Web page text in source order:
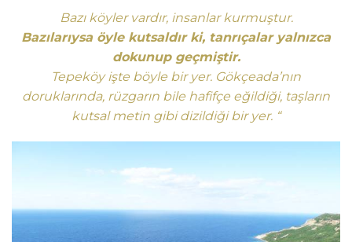
Bazı köyler vardır, insanlar kurmuştur.
Bazılarıysa öyle kutsaldır ki, tanrıçalar yalnızca
dokunup geçmiştir.
Tepeköy işte böyle bir yer. Gökçeada’nın
doruklarında, rüzgarın bile hafifçe eğildiği, taşların
kutsal metin gibi dizildiği bir yer. “